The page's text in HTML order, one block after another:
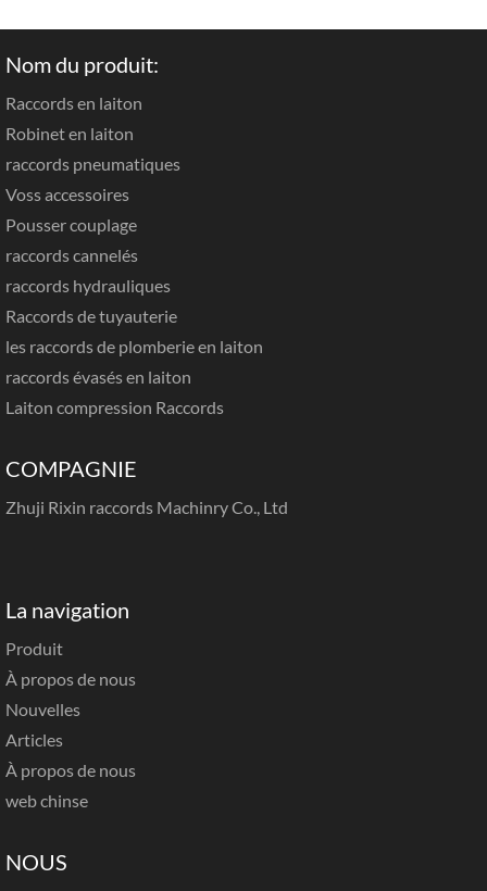
Nom du produit:
Raccords en laiton
Robinet en laiton
raccords pneumatiques
Voss accessoires
Pousser couplage
raccords cannelés
raccords hydrauliques
Raccords de tuyauterie
les raccords de plomberie en laiton
raccords évasés en laiton
Laiton compression Raccords
COMPAGNIE
Zhuji Rixin raccords Machinry Co., Ltd
La navigation
Produit
À propos de nous
Nouvelles
Articles
À propos de nous
web chinse
NOUS